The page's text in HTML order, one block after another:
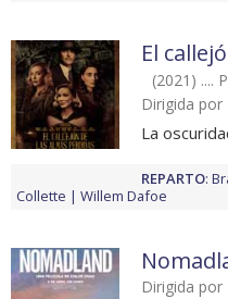
El
(2021) ....
Dirigida por
La
REPARTO:
Collette
Willem Dafoe
Dirigida por